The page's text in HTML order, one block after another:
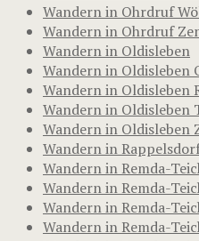
Wandern in Ohrdruf
Wandern in Ohrdruf
Wandern in Oldisleben
Wandern in Oldisleben
Wandern in Oldisleben
Wandern in Oldisleben
Wandern in Oldisleben
Wandern in
Wandern in Remda-
Wandern in Remda-
Wandern in Remda-
Wandern in Remda-